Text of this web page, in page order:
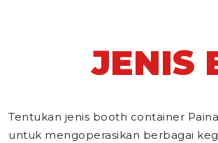
JENIS
Tentukan jenis booth container
untuk mengoperasikan berbagai